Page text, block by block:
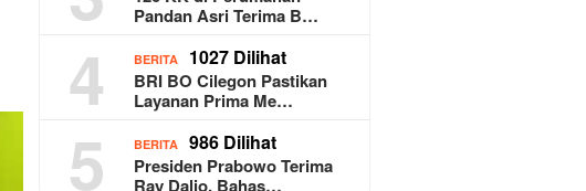
Pandan Asri Terima B…
4 BERITA 1027 Dilihat
BRI BO Cilegon Pastikan
Layanan Prima Me…
5 BERITA 986 Dilihat
Presiden Prabowo Terima
Ray Dalio, Bahas…